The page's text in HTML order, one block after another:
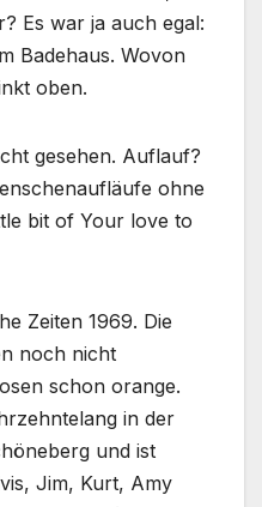
Es war ja auch egal:
Badehaus. Wovon
oben.
gesehen. Auflauf?
ohne
bit of Your love to
Zeiten 1969. Die
noch nicht
schon orange.
in der
und ist
Jim, Kurt, Amy